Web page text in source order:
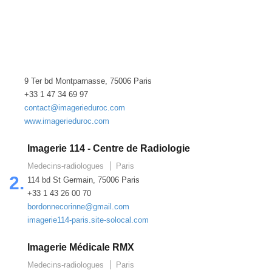
9 Ter bd Montparnasse, 75006 Paris
+33 1 47 34 69 97
contact@imagerieduroc.com
www.imagerieduroc.com
2.
Imagerie 114 - Centre de Radiologie
Medecins-radiologues
Paris
114 bd St Germain, 75006 Paris
+33 1 43 26 00 70
bordonnecorinne@gmail.com
imagerie114-paris.site-solocal.com
Imagerie Médicale RMX
Medecins-radiologues
Paris